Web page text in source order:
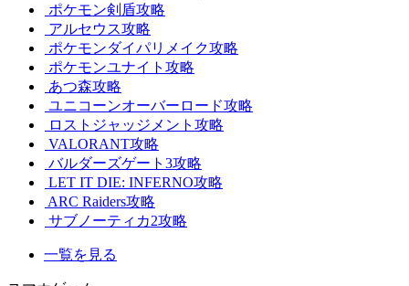
ポケモン剣盾攻略
アルセウス攻略
ポケモンダイパリメイク攻略
ポケモンユナイト攻略
あつ森攻略
ユニコーンオーバーロード攻略
ロストジャッジメント攻略
VALORANT攻略
バルダーズゲート3攻略
LET IT DIE: INFERNO攻略
ARC Raiders攻略
サブノーティカ2攻略
一覧を見る